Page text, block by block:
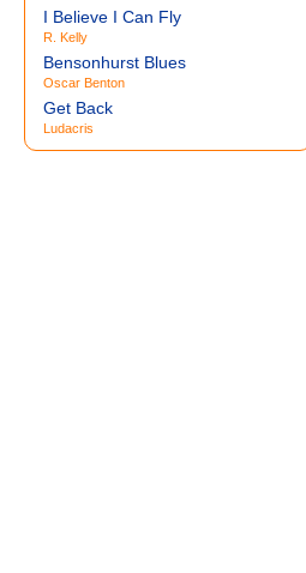
I Believe I Can Fly
R. Kelly
Bensonhurst Blues
Oscar Benton
Get Back
Ludacris